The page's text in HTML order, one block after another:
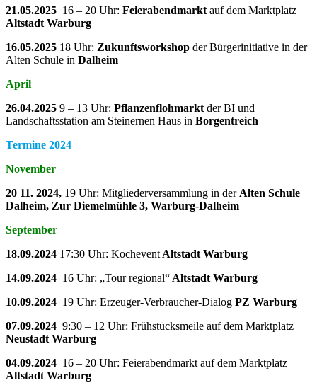
21.05.2025 16 – 20 Uhr: Feierabendmarkt auf dem Marktplatz
Altstadt Warburg
16.05.2025 18 Uhr: Zukunftsworkshop der Bürgerinitiative in der
Alten Schule in Dalheim
April
26.04.2025 9 – 13 Uhr: Pflanzenflohmarkt der BI und
Landschaftsstation am Steinernen Haus in Borgentreich
Termine 2024
November
20 11. 2024, 19 Uhr: Mitgliederversammlung in der Alten Schule
Dalheim, Zur Diemelmühle 3, Warburg-Dalheim
September
18.09.2024 17:30 Uhr: Kochevent Altstadt Warburg
14.09.2024 16 Uhr: „Tour regional“ Altstadt Warburg
10.09.2024 19 Uhr: Erzeuger-Verbraucher-Dialog PZ Warburg
07.09.2024 9:30 – 12 Uhr: Frühstücksmeile auf dem Marktplatz
Neustadt Warburg
04.09.2024 16 – 20 Uhr: Feierabendmarkt auf dem Marktplatz
Altstadt Warburg